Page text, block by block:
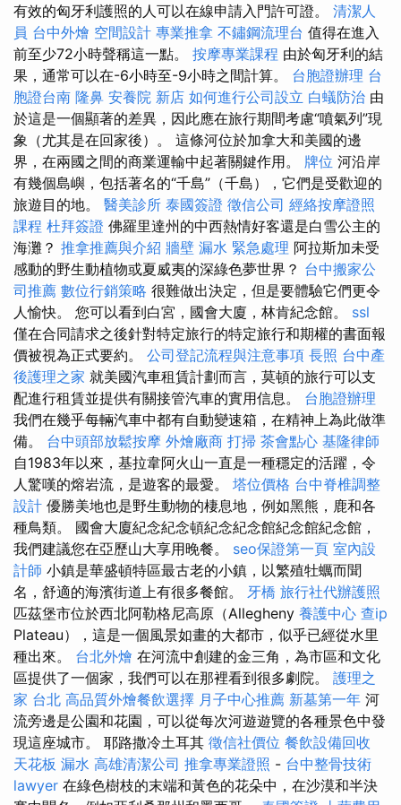
有效的匈牙利護照的人可以在線申請入門許可證。 清潔人
員 台中外燴 空間設計 專業推拿 不鏽鋼流理台 值得在進入
前至少72小時聲稱這一點。 按摩專業課程 由於匈牙利的結
果，通常可以在-6小時至-9小時之間計算。 台胞證辦理 台
胞證台南 隆鼻 安養院 新店 如何進行公司設立 白蟻防治 由
於這是一個顯著的差異，因此應在旅行期間考慮“噴氣列”現
象（尤其是在回家後）。 這條河位於加拿大和美國的邊
界，在兩國之間的商業運輸中起著關鍵作用。 牌位 河沿岸
有幾個島嶼，包括著名的“千島”（千島），它們是受歡迎的
旅遊目的地。 醫美診所 泰國簽證 徵信公司 經絡按摩證照
課程 杜拜簽證 佛羅里達州的中西熱情好客還是白雪公主的
海灘？ 推拿推薦與介紹 牆壁 漏水 緊急處理 阿拉斯加未受
感動的野生動植物或夏威夷的深綠色夢世界？ 台中搬家公
司推薦 數位行銷策略 很難做出決定，但是要體驗它們更令
人愉快。 您可以看到白宮，國會大廈，林肯紀念館。 ssl
僅在合同請求之後針對特定旅行的特定旅行和期權的書面報
價被視為正式要約。 公司登記流程與注意事項 長照 台中產
後護理之家 就美國汽車租賃計劃而言，莫頓的旅行可以支
配進行租賃並提供有關接管汽車的實用信息。 台胞證辦理
我們在幾乎每輛汽車中都有自動變速箱，在精神上為此做準
備。 台中頭部放鬆按摩 外燴廠商 打掃 茶會點心 基隆律師
自1983年以來，基拉韋阿火山一直是一種穩定的活躍，令
人驚嘆的熔岩流，是遊客的最愛。 塔位價格 台中脊椎調整
設計 優勝美地也是野生動物的棲息地，例如黑熊，鹿和各
種鳥類。 國會大廈紀念紀念頓紀念紀念館紀念館紀念館，
我們建議您在亞歷山大享用晚餐。 seo保證第一頁 室內設
計師 小鎮是華盛頓特區最古老的小鎮，以繁殖牡蠣而聞
名，舒適的海濱街道上有很多餐館。 牙橋 旅行社代辦護照
匹茲堡市位於西北阿勒格尼高原（Allegheny 養護中心 查ip
Plateau），這是一個風景如畫的大都市，似乎已經從水里
種出來。 台北外燴 在河流中創建的金三角，為市區和文化
區提供了一個家，我們可以在那裡看到很多劇院。 護理之
家 台北 高品質外燴餐飲選擇 月子中心推薦 新墓第一年 河
流旁邊是公園和花園，可以從每次河遊遊覽的各種景色中發
現這座城市。 耶路撒冷土耳其 徵信社價位 餐飲設備回收
天花板 漏水 高雄清潔公司 推拿專業證照 - 台中整骨技術
lawyer 在綠色樹枝的末端和黃色的花朵中，在沙漠和半決